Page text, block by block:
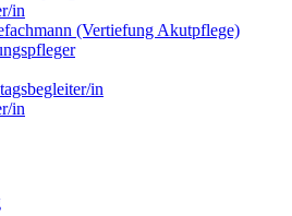
in
(Vertiefung Akutpflege)
in
in